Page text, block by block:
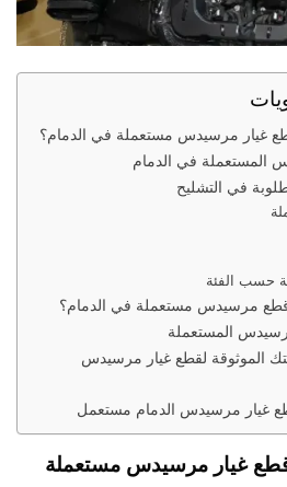
غيار مرسيدس مستعملة في الدمام؟
المستعملة في الدمام
في التشليح
حسب الفئة
مرسيدس مستعملة في الدمام؟
المستعملة
الموثوقة لقطع غيار مرسيدس
غيار مرسيدس الدمام مستعمل
قطع غيار مرسيدس مستعملة